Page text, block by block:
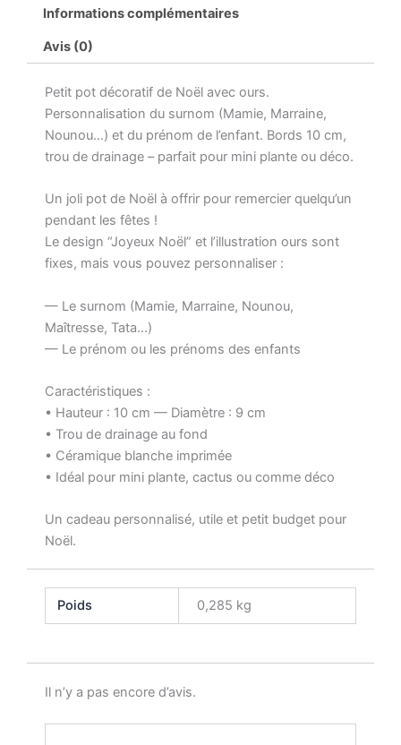
prénom
Petit
trou
drainage
Cadeau
Marraine
Informations complémentaires
Avis (0)
Petit pot décoratif de Noël avec ours.
Personnalisation du surnom (Mamie, Marraine,
Nounou…) et du prénom de l’enfant. Bords 10 cm,
trou de drainage – parfait pour mini plante ou déco.
Un joli pot de Noël à offrir pour remercier quelqu’un
pendant les fêtes !
Le design “Joyeux Noël” et l’illustration ours sont
fixes, mais vous pouvez personnaliser :
— Le surnom (Mamie, Marraine, Nounou,
Maîtresse, Tata…)
— Le prénom ou les prénoms des enfants
Caractéristiques :
• Hauteur : 10 cm — Diamètre : 9 cm
• Trou de drainage au fond
• Céramique blanche imprimée
• Idéal pour mini plante, cactus ou comme déco
Un cadeau personnalisé, utile et petit budget pour
Noël.
Poids 0,285 kg
Il n’y a pas encore d’avis.